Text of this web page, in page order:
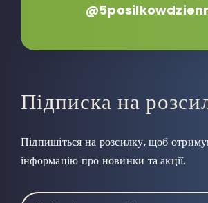
Підписка на
Підпишіться на розсилку, щоб
інформацію про новинки та акції.